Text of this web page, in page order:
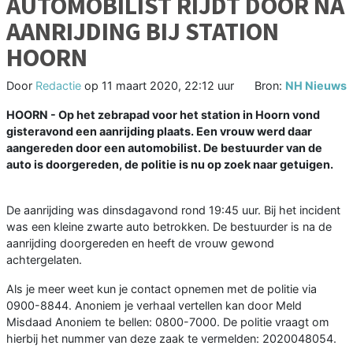
AANRIJDING BIJ STATION
HOORN
Door Redactie op 11 maart 2020, 22:12 uur Bron: NH Nieuws
HOORN - Op het zebrapad voor het station in Hoorn vond
gisteravond een aanrijding plaats. Een vrouw werd daar
aangereden door een automobilist. De bestuurder van de
auto is doorgereden, de politie is nu op zoek naar getuigen.
De aanrijding was dinsdagavond rond 19:45 uur. Bij het incident
was een kleine zwarte auto betrokken. De bestuurder is na de
aanrijding doorgereden en heeft de vrouw gewond
achtergelaten.
Als je meer weet kun je contact opnemen met de politie via
0900-8844. Anoniem je verhaal vertellen kan door Meld
Misdaad Anoniem te bellen: 0800-7000. De politie vraagt om
hierbij het nummer van deze zaak te vermelden: 2020048054.